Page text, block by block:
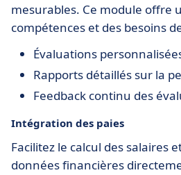
mesurables. Ce module offre
compétences et des besoins
Évaluations
Rapports détaillés sur la
Feedback continu des
Intégration des paies
Facilitez le calcul des salaires
données financières